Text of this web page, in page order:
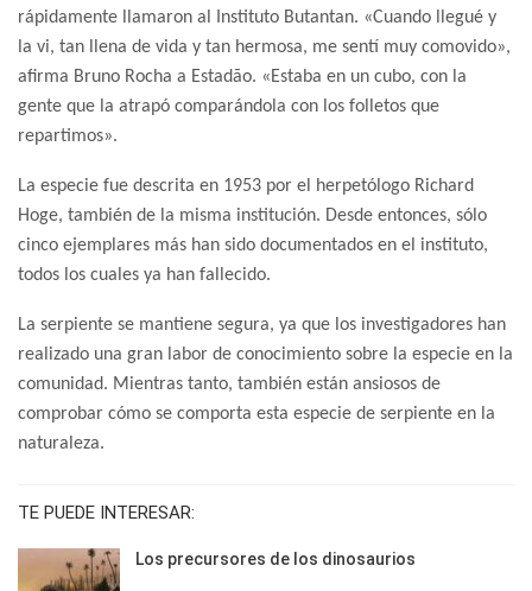
rápidamente llamaron al Instituto Butantan. «Cuando llegué y
la vi, tan llena de vida y tan hermosa, me sentí muy comovido»,
afirma Bruno Rocha a Estadão. «Estaba en un cubo, con la
gente que la atrapó comparándola con los folletos que
repartimos».
La especie fue descrita en 1953 por el herpetólogo Richard
Hoge, también de la misma institución. Desde entonces, sólo
cinco ejemplares más han sido documentados en el instituto,
todos los cuales ya han fallecido.
La serpiente se mantiene segura, ya que los investigadores han
realizado una gran labor de conocimiento sobre la especie en la
comunidad. Mientras tanto, también están ansiosos de
comprobar cómo se comporta esta especie de serpiente en la
naturaleza.
TE PUEDE INTERESAR:
Los precursores de los dinosaurios